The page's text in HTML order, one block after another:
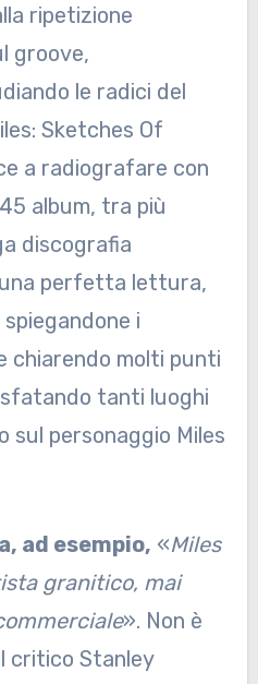
ripetizione
groove,
le radici del
Sketches Of
a radiografare con
album, tra più
discografia
perfetta lettura,
i
chiarendo molti punti
tanti luoghi
sul personaggio Miles
ad esempio, «Miles
granitico, mai
». Non è
critico Stanley